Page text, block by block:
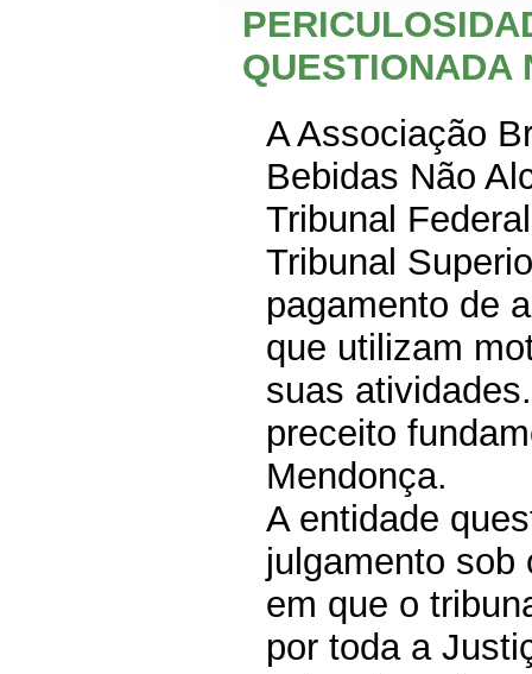
QUESTIONADA
A Associação
Bebidas Não
Tribunal
Tribunal
pagamento de
que utilizam
suas
preceito
Mendonça.
A entidade
julgamento sob
em que o
por toda a